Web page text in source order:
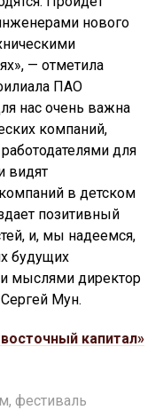
нового
— отметила
ПАО
нас очень важна
компаний,
для
видят
в детском
позитивный
и, мы надеемся,
будущих
мыслями директор
Мун.
капитал»
, фестиваль